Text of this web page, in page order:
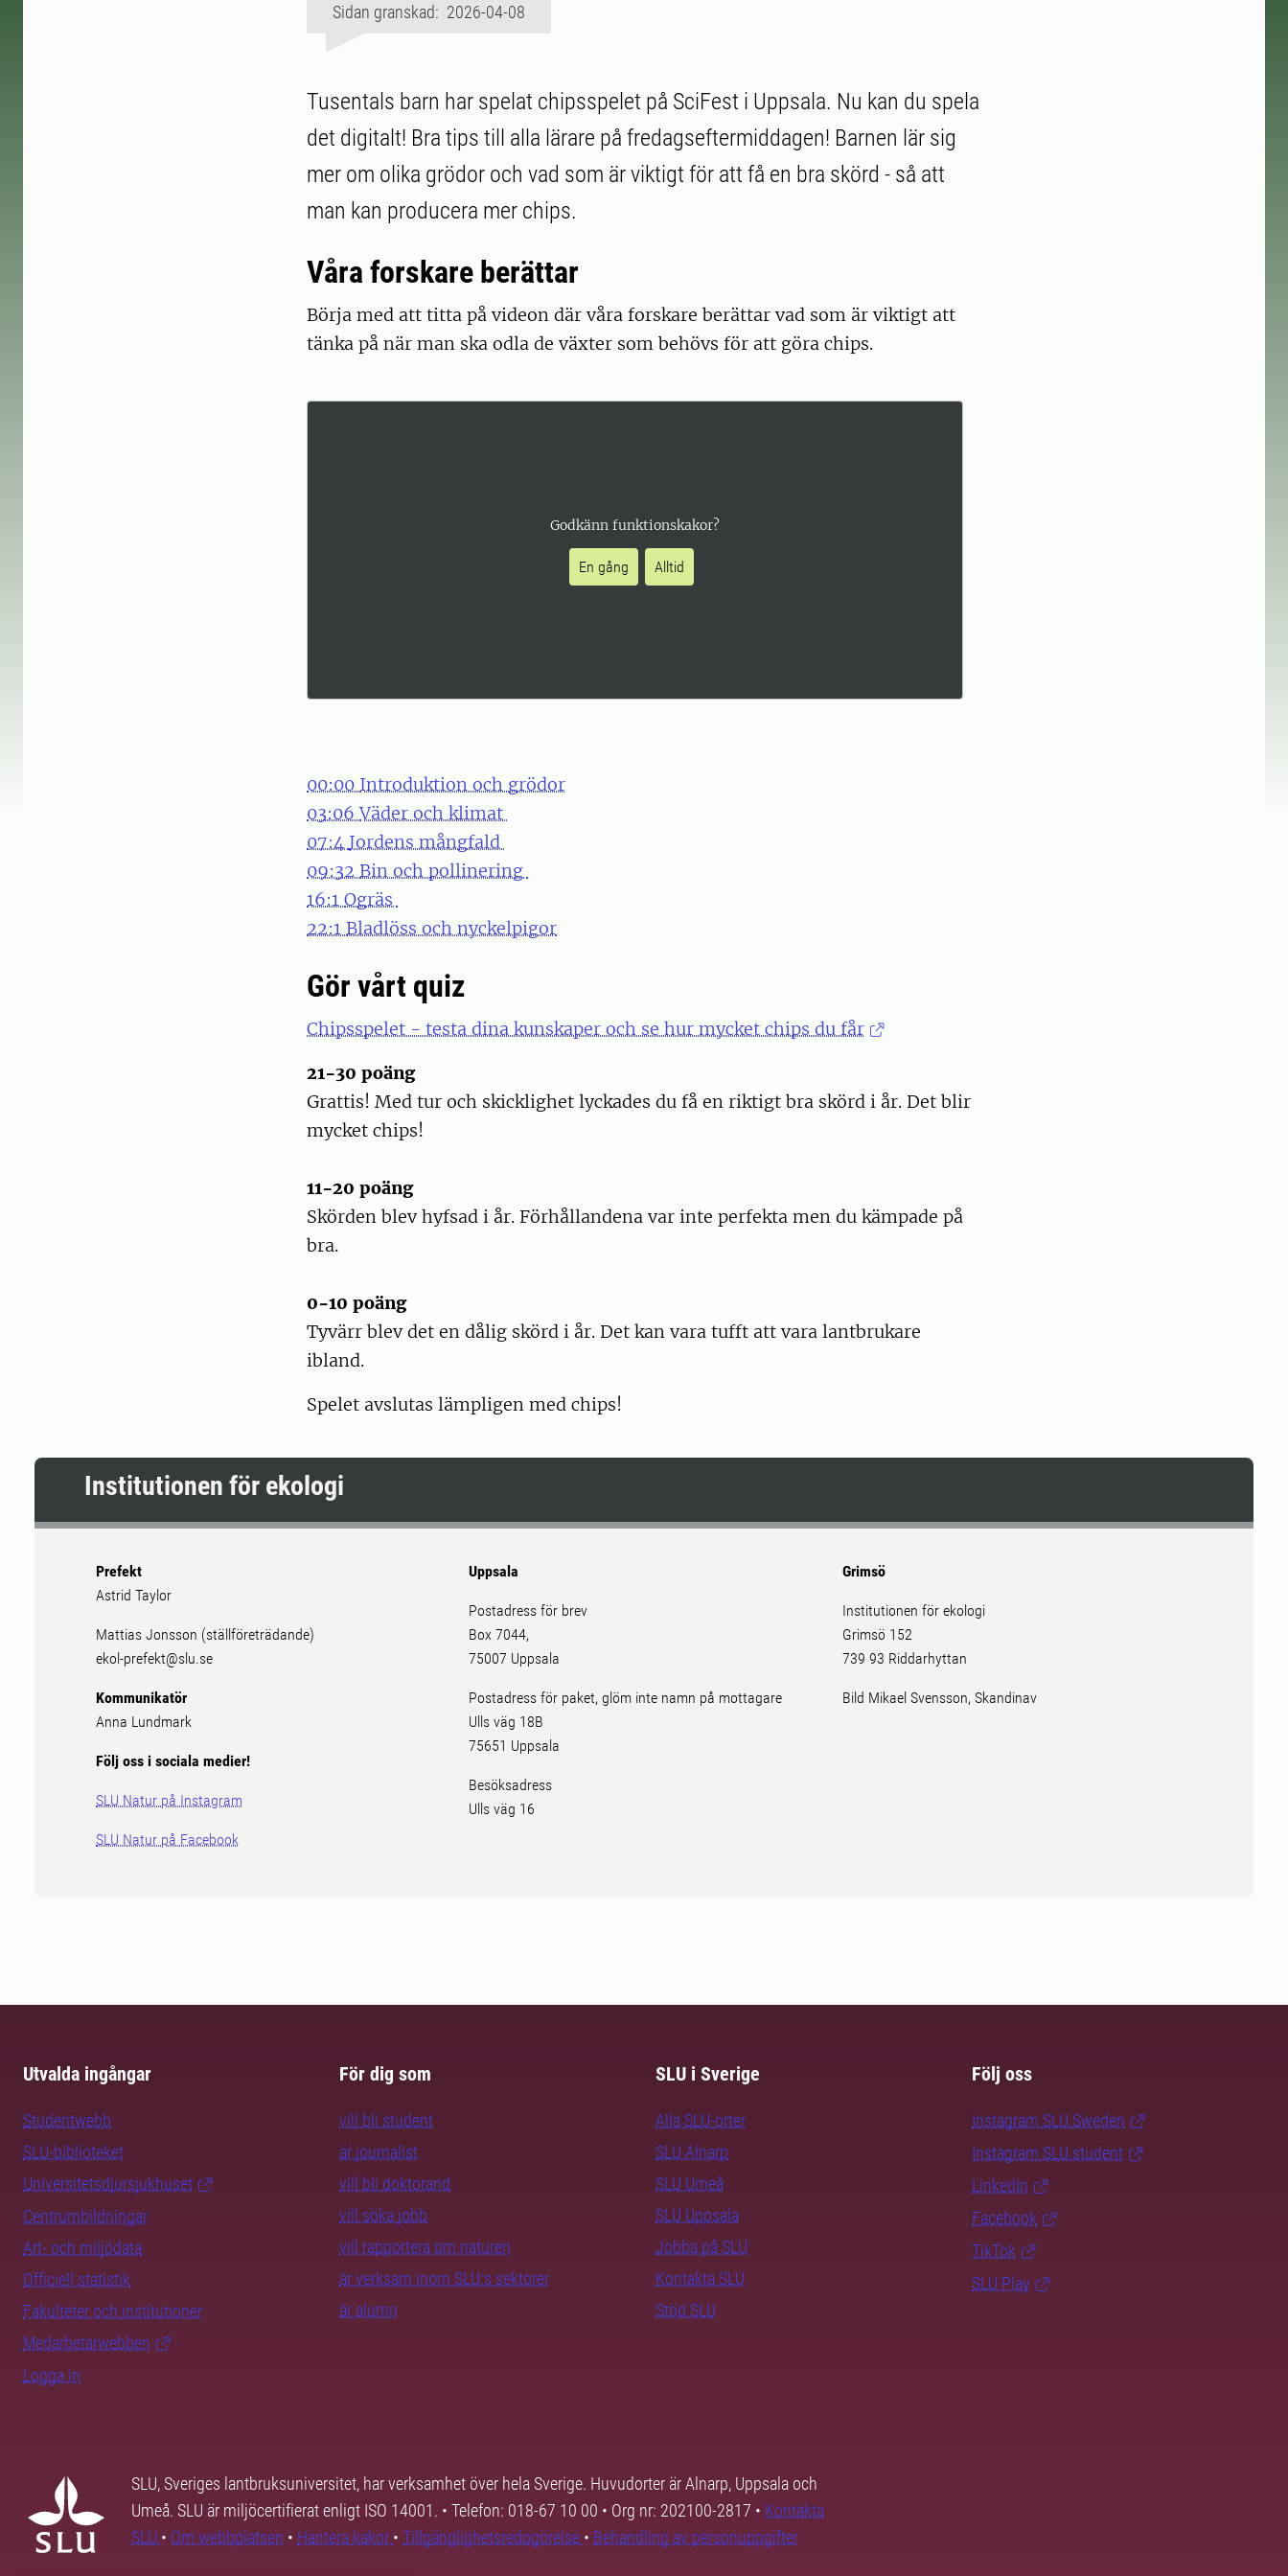
Sidan granskad: 2026-04-08
Tusentals barn har spelat chipsspelet på SciFest i Uppsala. Nu kan du spela
det digitalt! Bra tips till alla lärare på fredagseftermiddagen! Barnen lär sig
mer om olika grödor och vad som är viktigt för att få en bra skörd - så att
man kan producera mer chips.
Våra forskare berättar
Börja med att titta på videon där våra forskare berättar vad som är viktigt att
tänka på när man ska odla de växter som behövs för att göra chips.
Godkänn funktionskakor?
En gång Alltid
00:00 Introduktion och grödor
03:06Väder och klimat
07:4 Jordens mångfald
09:32 Bin och pollinering
16:1 Ogräs
22:1 Bladlöss och nyckelpigor
Gör vårt quiz
Chipsspelet - testa dina kunskaper och se hur mycket chips du får
21-30 poäng
Grattis! Med tur och skicklighet lyckades du få en riktigt bra skörd i år. Det blir
mycket chips!
11-20 poäng
Skörden blev hyfsad i år. Förhållandena var inte perfekta men du kämpade på
bra.
0-10 poäng
Tyvärr blev det en dålig skörd i år. Det kan vara tufft att vara lantbrukare
ibland.
Spelet avslutas lämpligen med chips!
Institutionen för ekologi
Prefekt
Astrid Taylor
Mattias Jonsson (ställföreträdande)
ekol-prefekt@slu.se
Kommunikatör
Anna Lundmark
Följ oss i sociala medier!
SLU Natur på Instagram
SLU Natur på Facebook
Uppsala
Postadress för brev
Box 7044,
75007 Uppsala
Postadress för paket, glöm inte namn på mottagare
Ulls väg 18B
75651 Uppsala
Besöksadress
Ulls väg 16
Grimsö
Institutionen för ekologi
Grimsö 152
739 93 Riddarhyttan
Bild Mikael Svensson, Skandinav
Utvalda ingångar
Studentwebb
SLU-biblioteket
Universitetsdjursjukhuset
Centrumbildningar
Art- och miljödata
Officiell statistik
Fakulteter och institutioner
Medarbetarwebben
Logga in
För dig som
vill bli student
är journalist
vill bli doktorand
vill söka jobb
vill rapportera om naturen
är verksam inom SLU:s sektorer
är alumn
SLU i Sverige
Alla SLU-orter
SLU Alnarp
SLU Umeå
SLU Uppsala
Jobba på SLU
Kontakta SLU
Stöd SLU
Följ oss
Instagram SLU.Sweden
Instagram SLU.student
LinkedIn
Facebook
TikTok
SLU Play
SLU, Sveriges lantbruksuniversitet, har verksamhet över hela Sverige. Huvudorter är Alnarp, Uppsala och
Umeå. SLU är miljöcertifierat enligt ISO 14001. • Telefon: 018-67 10 00 • Org nr: 202100-2817 • Kontakta
SLU • Om webbplatsen • Hantera kakor • Tillgänglighetsredogörelse • Behandling av personuppgifter